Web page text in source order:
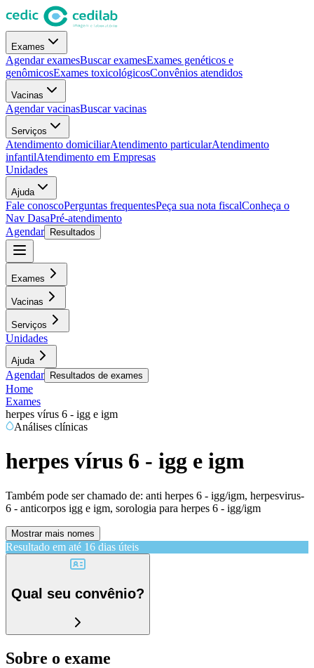
Exames
Agendar examesBuscar examesExames genéticos e
genômicosExames toxicológicosConvênios atendidos
Vacinas
Agendar vacinasBuscar vacinas
Serviços
Atendimento domiciliarAtendimento particularAtendimento
infantilAtendimento em Empresas
Unidades
Ajuda
Fale conoscoPerguntas frequentesPeça sua nota fiscalConheça o
Nav DasaPré-atendimento
Agendar
Resultados
Exames
Vacinas
Serviços
Unidades
Ajuda
Agendar Resultados de exames
Home
Exames
herpes vírus 6 - igg e igm
Análises clínicas
herpes vírus 6 - igg e igm
Também pode ser chamado de: anti herpes 6 - igg/igm, herpesvirus-
6 - anticorpos igg e igm, sorologia para herpes 6 - igg/igm
Mostrar mais nomes
Resultado em até 16 dias úteis
Qual seu convênio?
Sobre o exame